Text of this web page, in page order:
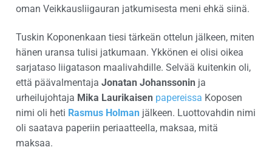
oman Veikkausliigauran jatkumisesta meni ehkä siinä.
Tuskin Koponenkaan tiesi tärkeän ottelun jälkeen, miten
hänen uransa tulisi jatkumaan. Ykkönen ei olisi oikea
sarjataso liigatason maalivahdille. Selvää kuitenkin oli,
että päävalmentaja Jonatan Johanssonin ja
urheilujohtaja Mika Laurikaisen papereissa Koposen
nimi oli heti Rasmus Holman jälkeen. Luottovahdin nimi
oli saatava paperiin periaatteella, maksaa, mitä
maksaa.